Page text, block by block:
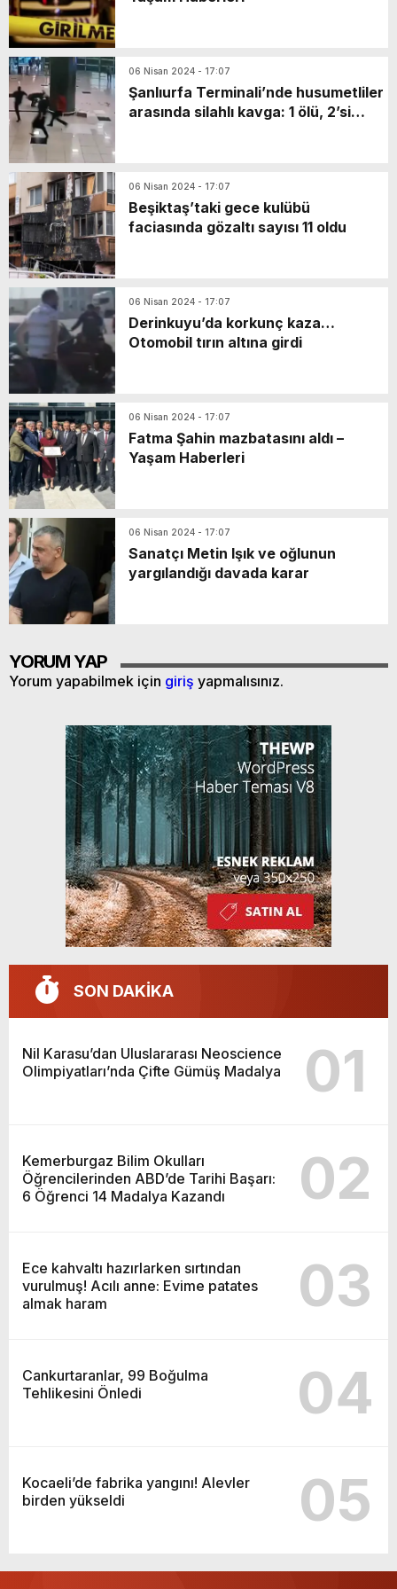
06 Nisan 2024 - 17:07
Şanlıurfa Terminali’nde husumetliler
arasında silahlı kavga: 1 ölü, 2’si
06 Nisan 2024 - 17:07
Beşiktaş’taki gece kulübü
faciasında gözaltı sayısı 11 oldu
06 Nisan 2024 - 17:07
Derinkuyu’da korkunç kaza…
Otomobil tırın altına girdi
06 Nisan 2024 - 17:07
Fatma Şahin mazbatasını aldı –
Yaşam Haberleri
06 Nisan 2024 - 17:07
Sanatçı Metin Işık ve oğlunun
yargılandığı davada karar
YORUM YAP
Yorum yapabilmek için giriş yapmalısınız.
SON DAKİKA
Nil Karasu’dan Uluslararası Neoscience
Olimpiyatları’nda Çifte Gümüş Madalya
01
Kemerburgaz Bilim Okulları
Öğrencilerinden ABD’de Tarihi Başarı:
6 Öğrenci 14 Madalya Kazandı
02
Ece kahvaltı hazırlarken sırtından
vurulmuş! Acılı anne: Evime patates
almak haram
03
Cankurtaranlar, 99 Boğulma
Tehlikesini Önledi
04
Kocaeli’de fabrika yangını! Alevler
birden yükseldi
05